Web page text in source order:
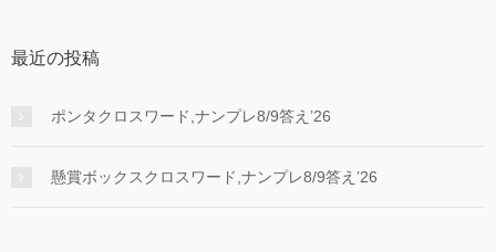
最近の投稿
ポンタクロスワード,ナンプレ8/9答え’26
懸賞ボックスクロスワード,ナンプレ8/9答え’26